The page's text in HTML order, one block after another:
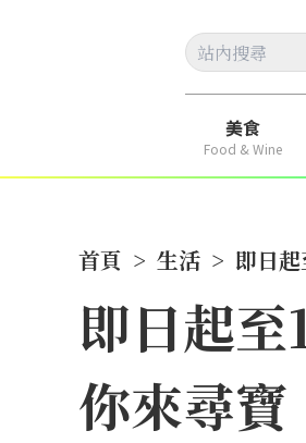
美食
Food & Wine
首頁 > 生活 > 即日
即日起
你來尋寶